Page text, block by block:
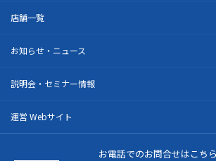
店舗一覧
お知らせ・ニュース
説明会・セミナー情報
運営 Webサイト
お電話でのお問合せはこちら